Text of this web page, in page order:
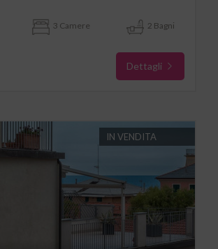
3 Camere 2 Bagni
Dettagli
IN VENDITA